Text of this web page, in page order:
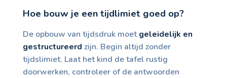
Hoe bouw je een tijdlimiet goed op?
De opbouw van tijdsdruk moetgeleidelijk en
gestructureerd zijn. Begin altijd zonder
tijdslimiet. Laat het kind de tafel rustig
doorwerken, controleer of de antwoorden